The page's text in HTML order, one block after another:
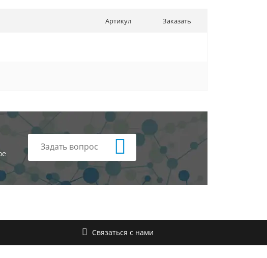
Артикул Заказать
Задать вопрос
Связаться с нами